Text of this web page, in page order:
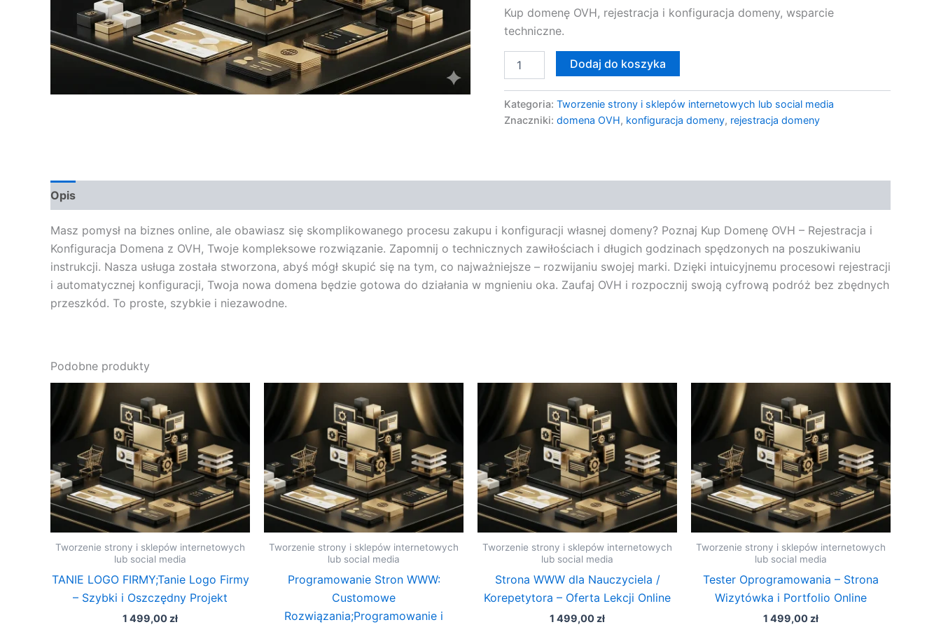
Kup domenę OVH, rejestracja i konfiguracja domeny, wsparcie
techniczne.
OVH
Dodaj do koszyka
Kategoria: Tworzenie strony i sklepów internetowych lub social media
Znaczniki: domena OVH, konfiguracja domeny, rejestracja domeny
Opis
Masz pomysł na biznes online, ale obawiasz się skomplikowanego procesu zakupu i konfiguracji własnej domeny? Poznaj Kup Domenę OVH – Rejestracja i
Konfiguracja Domena z OVH, Twoje kompleksowe rozwiązanie. Zapomnij o technicznych zawiłościach i długich godzinach spędzonych na poszukiwaniu
instrukcji. Nasza usługa została stworzona, abyś mógł skupić się na tym, co najważniejsze – rozwijaniu swojej marki. Dzięki intuicyjnemu procesowi rejestracji
i automatycznej konfiguracji, Twoja nowa domena będzie gotowa do działania w mgnieniu oka. Zaufaj OVH i rozpocznij swoją cyfrową podróż bez zbędnych
przeszkód. To proste, szybkie i niezawodne.
Podobne produkty
Tworzenie strony i sklepów internetowych
lub social media
TANIE LOGO FIRMY;Tanie Logo Firmy
– Szybki i Oszczędny Projekt
1 499,00 zł
Tworzenie strony i sklepów internetowych
lub social media
Programowanie Stron WWW:
Customowe
Rozwiązania;Programowanie i
Tworzenie strony i sklepów internetowych
lub social media
Strona WWW dla Nauczyciela /
Korepetytora – Oferta Lekcji Online
1 499,00 zł
Tworzenie strony i sklepów internetowych
lub social media
Tester Oprogramowania – Strona
Wizytówka i Portfolio Online
1 499,00 zł